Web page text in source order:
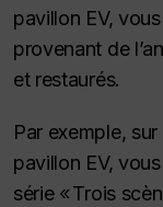
pavillon EV,
provenant de
et restaurés.
Par exemple,
pavillon EV,
série « Trois